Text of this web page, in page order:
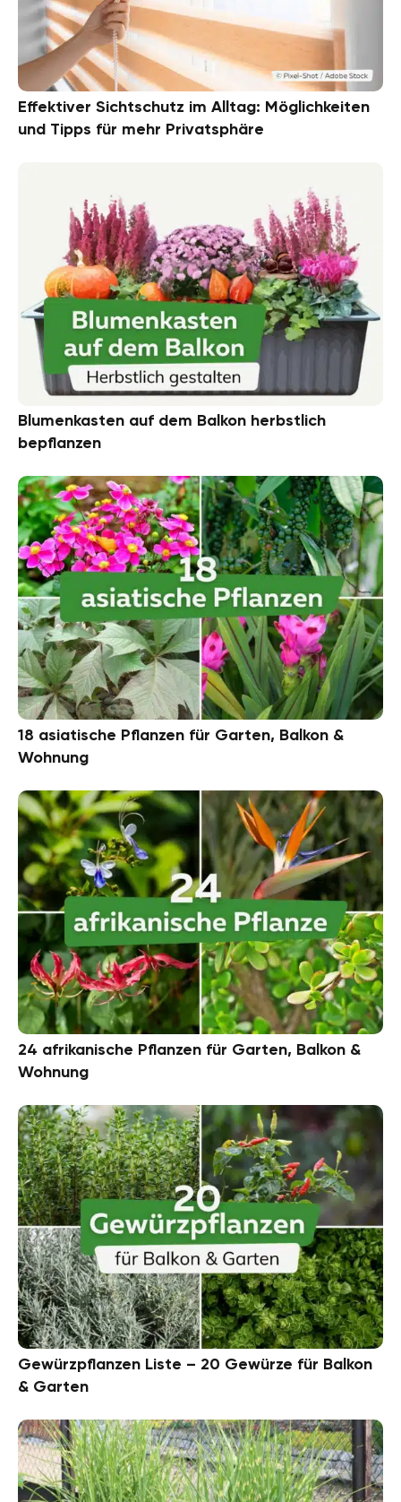
Effektiver Sichtschutz im Alltag: Möglichkeiten
und Tipps für mehr Privatsphäre
Blumenkasten auf dem Balkon herbstlich
bepflanzen
18 asiatische Pflanzen für Garten, Balkon &
Wohnung
24 afrikanische Pflanzen für Garten, Balkon &
Wohnung
Gewürzpflanzen Liste – 20 Gewürze für Balkon
& Garten